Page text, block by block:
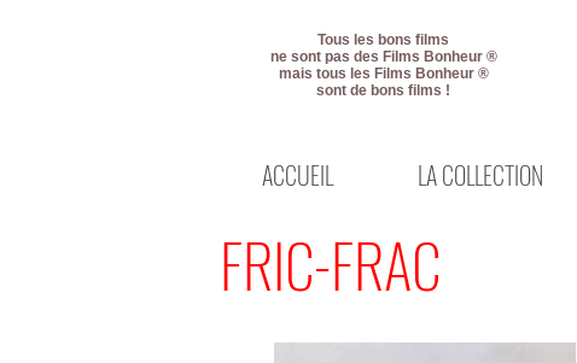
Tous les bons films
ne sont pas des Films Bonheur ®
mais tous les Films Bonheur ®
sont de bons films !
ACCUEIL LA COLLECTION
FRIC-FRAC